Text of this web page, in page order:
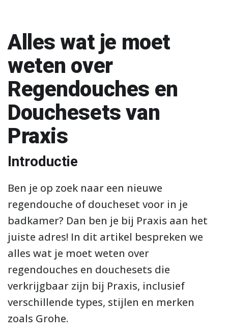
Alles wat je moet
weten over
Regendouches en
Douchesets van
Praxis
Introductie
Ben je op zoek naar een nieuwe
regendouche of doucheset voor in je
badkamer? Dan ben je bij Praxis aan het
juiste adres! In dit artikel bespreken we
alles wat je moet weten over
regendouches en douchesets die
verkrijgbaar zijn bij Praxis, inclusief
verschillende types, stijlen en merken
zoals Grohe.